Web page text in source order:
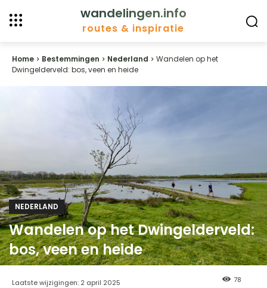
wandelingen.info
routes & inspiratie
Home Bestemmingen Nederland
Wandelen op het
Dwingelderveld: bos, veen en heide
NEDERLAND
Wandelen op het Dwingelderveld:
bos, veen en heide
Laatste wijzigingen: 2 april 2025 78